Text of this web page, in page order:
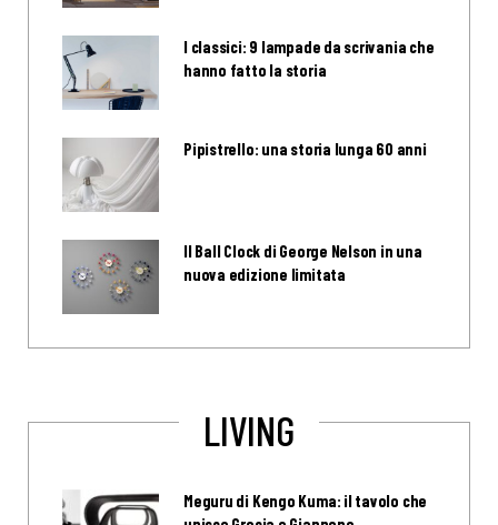
I classici: 9 lampade da scrivania che
hanno fatto la storia
Pipistrello: una storia lunga 60 anni
Il Ball Clock di George Nelson in una
nuova edizione limitata
LIVING
Meguru di Kengo Kuma: il tavolo che